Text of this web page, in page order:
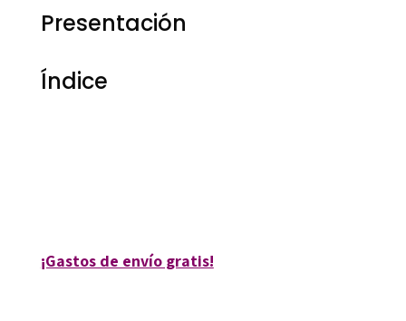
PRIMARIA)
Presentación
Índice
¡Gastos de envío gratis!